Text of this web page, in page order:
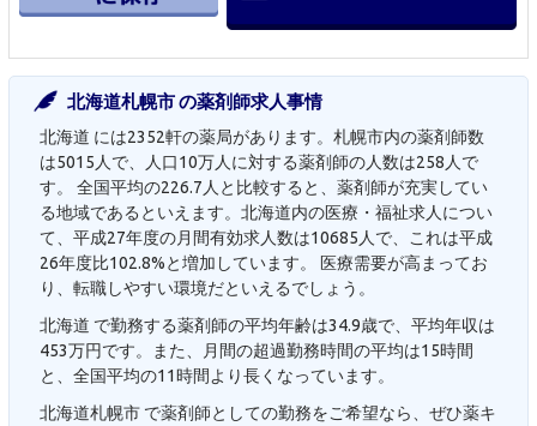
北海道札幌市 の薬剤師求人事情
北海道 には2352軒の薬局があります。札幌市内の薬剤師数
は5015人で、人口10万人に対する薬剤師の人数は258人で
す。 全国平均の226.7人と比較すると、薬剤師が充実してい
る地域であるといえます。北海道内の医療・福祉求人につい
て、平成27年度の月間有効求人数は10685人で、これは平成
26年度比102.8%と増加しています。 医療需要が高まってお
り、転職しやすい環境だといえるでしょう。
北海道 で勤務する薬剤師の平均年齢は34.9歳で、平均年収は
453万円です。また、月間の超過勤務時間の平均は15時間
と、全国平均の11時間より長くなっています。
北海道札幌市 で薬剤師としての勤務をご希望なら、ぜひ薬キ